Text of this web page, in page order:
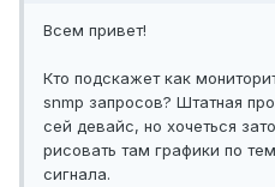
Всем привет!
Кто подскажет как
snmp запросов? Штатная
сей девайс, но хочеться
рисовать там графики по
сигнала.